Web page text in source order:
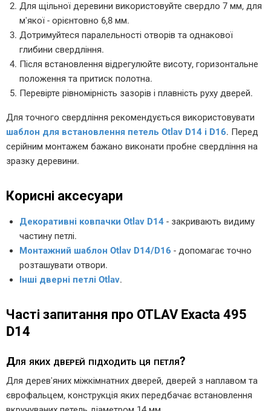
Для щільної деревини використовуйте свердло 7 мм, для
м'якої - орієнтовно 6,8 мм.
Дотримуйтеся паралельності отворів та однакової
глибини свердління.
Після встановлення відрегулюйте висоту, горизонтальне
положення та притиск полотна.
Перевірте рівномірність зазорів і плавність руху дверей.
Для точного свердління рекомендується використовувати
шаблон для встановлення петель Otlav D14 і D16. Перед
серійним монтажем бажано виконати пробне свердління на
зразку деревини.
Корисні аксесуари
Декоративні ковпачки Otlav D14 - закривають видиму
частину петлі.
Монтажний шаблон Otlav D14/D16 - допомагає точно
розташувати отвори.
Інші дверні петлі Otlav.
Часті запитання про OTLAV Exacta 495
D14
Для яких дверей підходить ця петля?
Для дерев'яних міжкімнатних дверей, дверей з наплавом та
єврофальцем, конструкція яких передбачає встановлення